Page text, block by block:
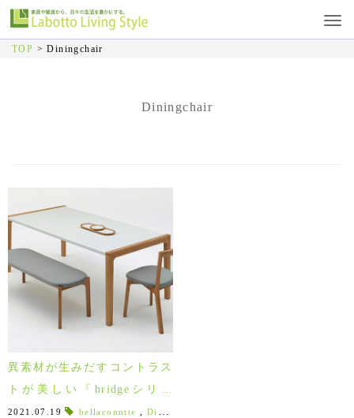
TOP >Diningchair
Diningchair
異素材が生みだすコントラス
トが美しい『bridgeシリー
ズ』
2021.07.19 bellaconntte Diningchair